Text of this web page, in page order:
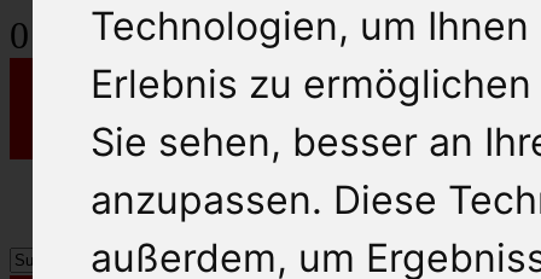
Technologien, um
Erlebnis zu
Sie sehen, besser an
anzupassen. Diese
außerdem, um
0 Artikel